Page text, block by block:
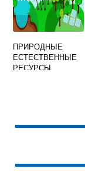
ПРИРОДНЫЕ
ЕСТЕСТВЕННЫЕ
РЕСУРСЫ